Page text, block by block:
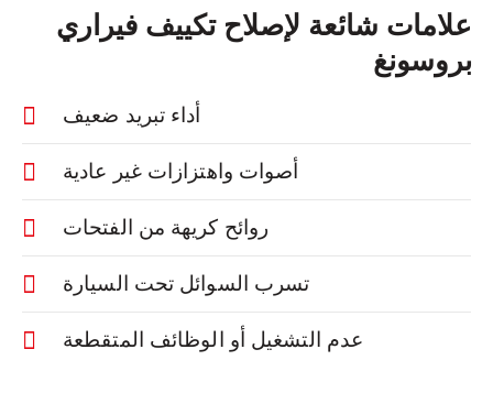
علامات شائعة لإصلاح تكييف فيراري
بروسونغ
أداء تبريد ضعيف
أصوات واهتزازات غير عادية
روائح كريهة من الفتحات
تسرب السوائل تحت السيارة
عدم التشغيل أو الوظائف المتقطعة